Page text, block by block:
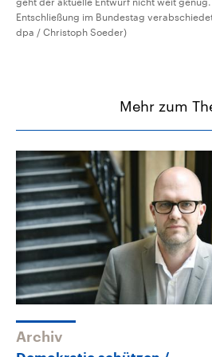
Entschließung im Bundestag
dpa / Christoph Soeder)
Mehr zum
Archiv